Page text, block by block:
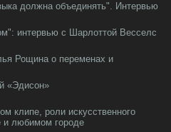
должна объединять". Интервью
интервью с Шарлоттой Весселс
Рощина о переменах и
«Эдисон»
клипе, роли искусственного
и любимом городе